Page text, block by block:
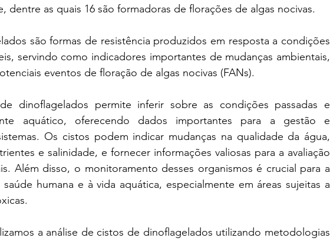
dentre as quais 16 são formadoras de florações de algas nocivas.
são formas de resistência produzidos em resposta a condições
servindo como indicadores importantes de mudanças ambientais,
eventos de floração de algas nocivas (FANs).
dinoflagelados permite inferir sobre as condições passadas e
aquático, oferecendo dados importantes para a gestão e
Os cistos podem indicar mudanças na qualidade da água,
e salinidade, e fornecer informações valiosas para a avaliação
Além disso, o monitoramento desses organismos é crucial para a
humana e à vida aquática, especialmente em áreas sujeitas a
a análise de cistos de dinoflagelados utilizando metodologias